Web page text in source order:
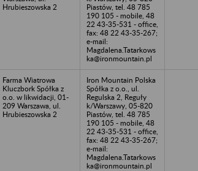
Hrubieszowska 2
Piastów, tel. 48 785
190 105 - mobile, 48
22 43-35-531 - office,
fax: 48 22 43-35-267;
e-mail:
Magdalena.Tatarkows
ka@ironmountain.pl
Farma Wiatrowa
Kluczbork Spółka z
o.o. w likwidacji, 01-
209 Warszawa, ul.
Hrubieszowska 2
Iron Mountain Polska
Spółka z o.o., ul.
Regulska 2, Reguły
k/Warszawy, 05-820
Piastów, tel. 48 785
190 105 - mobile, 48
22 43-35-531 - office,
fax: 48 22 43-35-267;
e-mail:
Magdalena.Tatarkows
ka@ironmountain.pl